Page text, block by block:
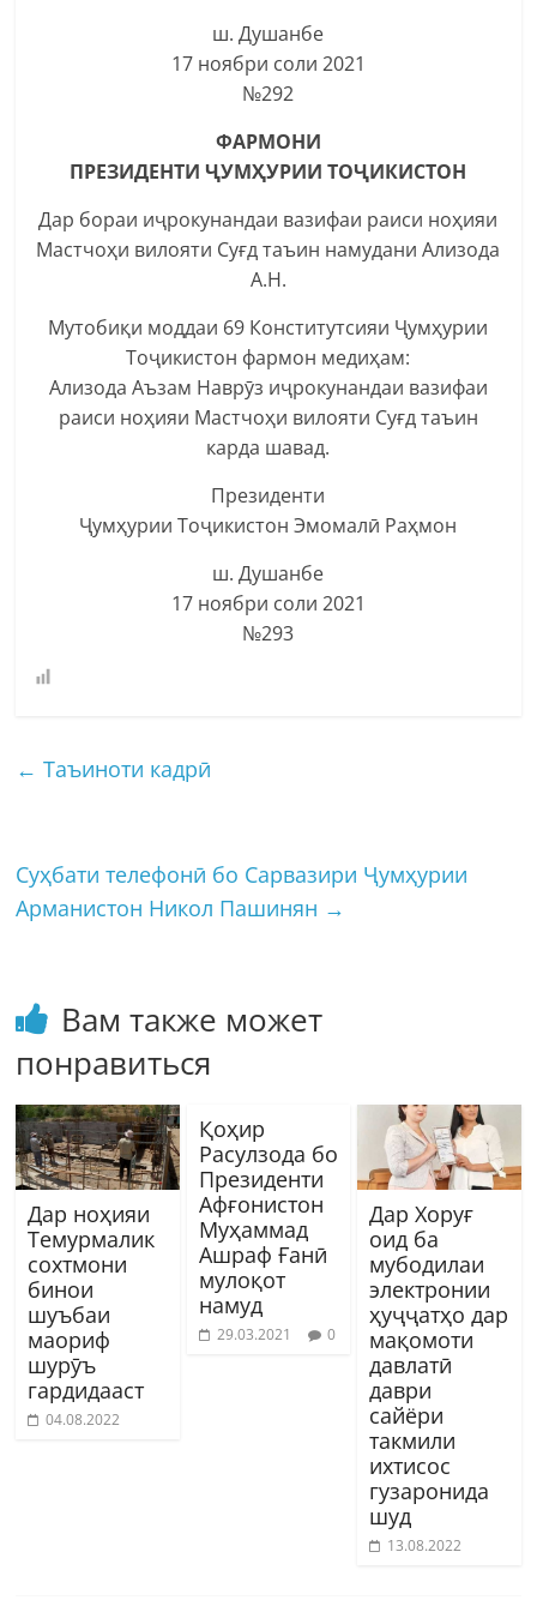
ш. Душанбе
17 ноябри соли 2021
№292
ФАРМОНИ
ПРЕЗИДЕНТИ ҶУМҲУРИИ ТОҶИКИСТОН
Дар бораи иҷрокунандаи вазифаи раиси ноҳияи
Мастчоҳи вилояти Суғд таъин намудани Ализода
А.Н.
Мутобиқи моддаи 69 Конститутсияи Ҷумҳурии
Тоҷикистон фармон медиҳам:
Ализода Аъзам Наврӯз иҷрокунандаи вазифаи
раиси ноҳияи Мастчоҳи вилояти Суғд таъин
карда шавад.
Президенти
Ҷумҳурии Тоҷикистон Эмомалӣ Раҳмон
ш. Душанбе
17 ноябри соли 2021
№293
← Таъиноти кадрӣ
Суҳбати телефонӣ бо Сарвазири Ҷумҳурии
Арманистон Никол Пашинян →
Вам также может
понравиться
Дар ноҳияи
Темурмалик
сохтмони
бинои
шуъбаи
маориф
шурӯъ
гардидааст
04.08.2022
Қоҳир
Расулзода бо
Президенти
Афғонистон
Муҳаммад
Ашраф Ғанӣ
мулоқот
намуд
29.03.2021 0
Дар Хоруғ
оид ба
мубодилаи
электронии
ҳуҷҷатҳо дар
мақомоти
давлатӣ
даври
сайёри
такмили
ихтисос
гузаронида
шуд
13.08.2022